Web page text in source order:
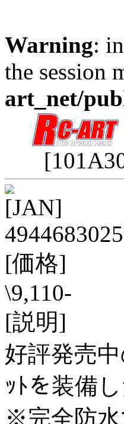
Warning:
the session
art_net/
[JAN]
[価格]
\9,110-
[説明]
好評発売
ｯﾄを装備
※完全防水